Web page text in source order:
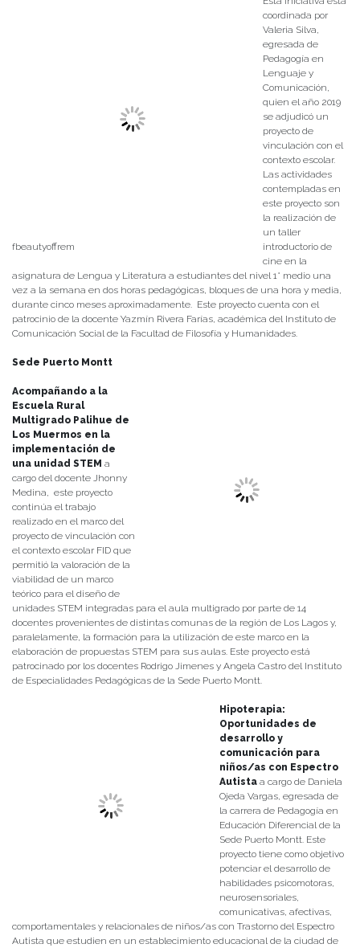
fbeautyoffrem
coordinada por
Valeria Silva,
egresada de
Pedagogía en
Lenguaje y
Comunicación,
quien el año 2019
se adjudicó un
proyecto de
vinculación con el
contexto escolar.
Las actividades
contempladas en
este proyecto son
la realización de
un taller
introductorio de
cine en la
asignatura de Lengua y Literatura a estudiantes del nivel 1° medio una
vez a la semana en dos horas pedagógicas, bloques de una hora y media,
durante cinco meses aproximadamente. Este proyecto cuenta con el
patrocinio de la docente Yazmín Rivera Farías, académica del Instituto de
Comunicación Social de la Facultad de Filosofía y Humanidades.
Sede Puerto Montt
Acompañando a la
Escuela Rural
Multigrado Palihue de
Los Muermos en la
implementación de
una unidad STEM a
cargo del docente Jhonny
Medina, este proyecto
continúa el trabajo
realizado en el marco del
proyecto de vinculación con
el contexto escolar FID que
permitió la valoración de la
viabilidad de un marco
teórico para el diseño de
unidades STEM integradas para el aula multigrado por parte de 14
docentes provenientes de distintas comunas de la región de Los Lagos y,
paralelamente, la formación para la utilización de este marco en la
elaboración de propuestas STEM para sus aulas. Este proyecto está
patrocinado por los docentes Rodrigo Jimenes y Angela Castro del Instituto
de Especialidades Pedagógicas de la Sede Puerto Montt.
Hipoterapia:
Oportunidades de
desarrollo y
comunicación para
niños/as con Espectro
Autista a cargo de Daniela
Ojeda Vargas, egresada de
la carrera de Pedagogía en
Educación Diferencial de la
Sede Puerto Montt. Este
proyecto tiene como objetivo
potenciar el desarrollo de
habilidades psicomotoras,
neurosensoriales,
comunicativas, afectivas,
comportamentales y relacionales de niños/as con Trastorno del Espectro
Autista que estudien en un establecimiento educacional de la ciudad de